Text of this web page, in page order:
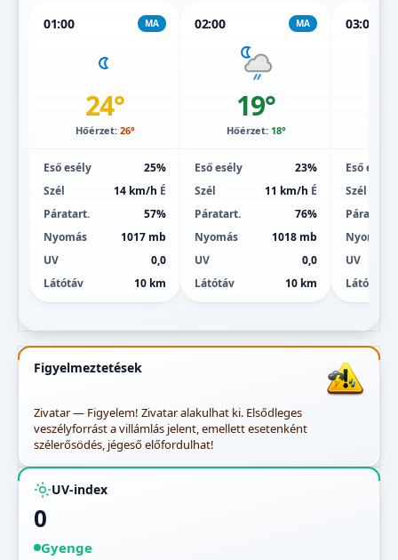
01:00 MA
24°
Hőérzet: 26°
Eső esély
25%
Szél
14 km/h É
Páratart.
57%
Nyomás
1017 mb
UV
0,0
Látótáv
10 km
02:00 MA
19°
Hőérzet: 18°
Eső esély
23%
Szél
11 km/h É
Páratart.
76%
Nyomás
1018 mb
UV
0,0
Látótáv
10 km
03:00
Eső esély
Szél
Páratart.
Nyomás
UV
Látótáv
Figyelmeztetések
Zivatar — Figyelem! Zivatar alakulhat ki. Elsődleges
veszélyforrást a villámlás jelent, emellett esetenként
szélerősödés, jégeső előfordulhat!
UV-index
0
Gyenge